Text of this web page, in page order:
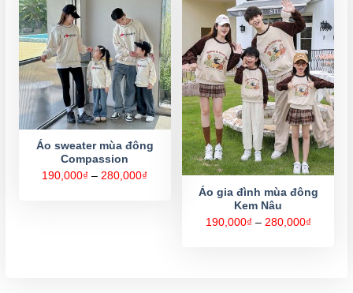
Áo sweater mùa đông
Compassion
190,000₫ – 280,000₫ Khoảng
Áo gia đình mùa đông
Kem Nâu
190,000₫ – 280,000₫Khoảng